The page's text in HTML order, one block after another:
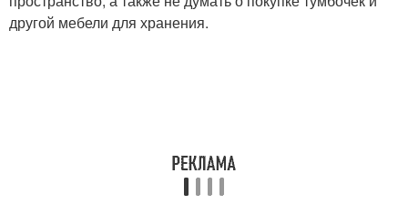
другой мебели для хранения.